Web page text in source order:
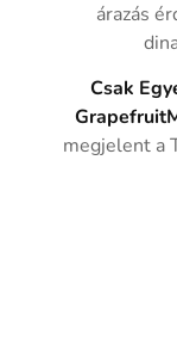
árazás
Csak
megjelent a